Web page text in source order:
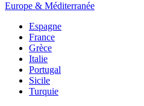
Europe & Méditerranée
Espagne
France
Grèce
Italie
Portugal
Sicile
Turquie